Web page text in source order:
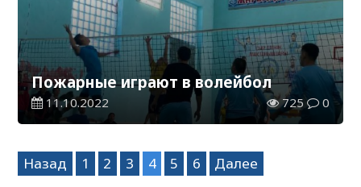
Пожарные играют в волейбол
11.10.2022 725 0
Навигация
Назад 1 2 3 4 5 6 Далее